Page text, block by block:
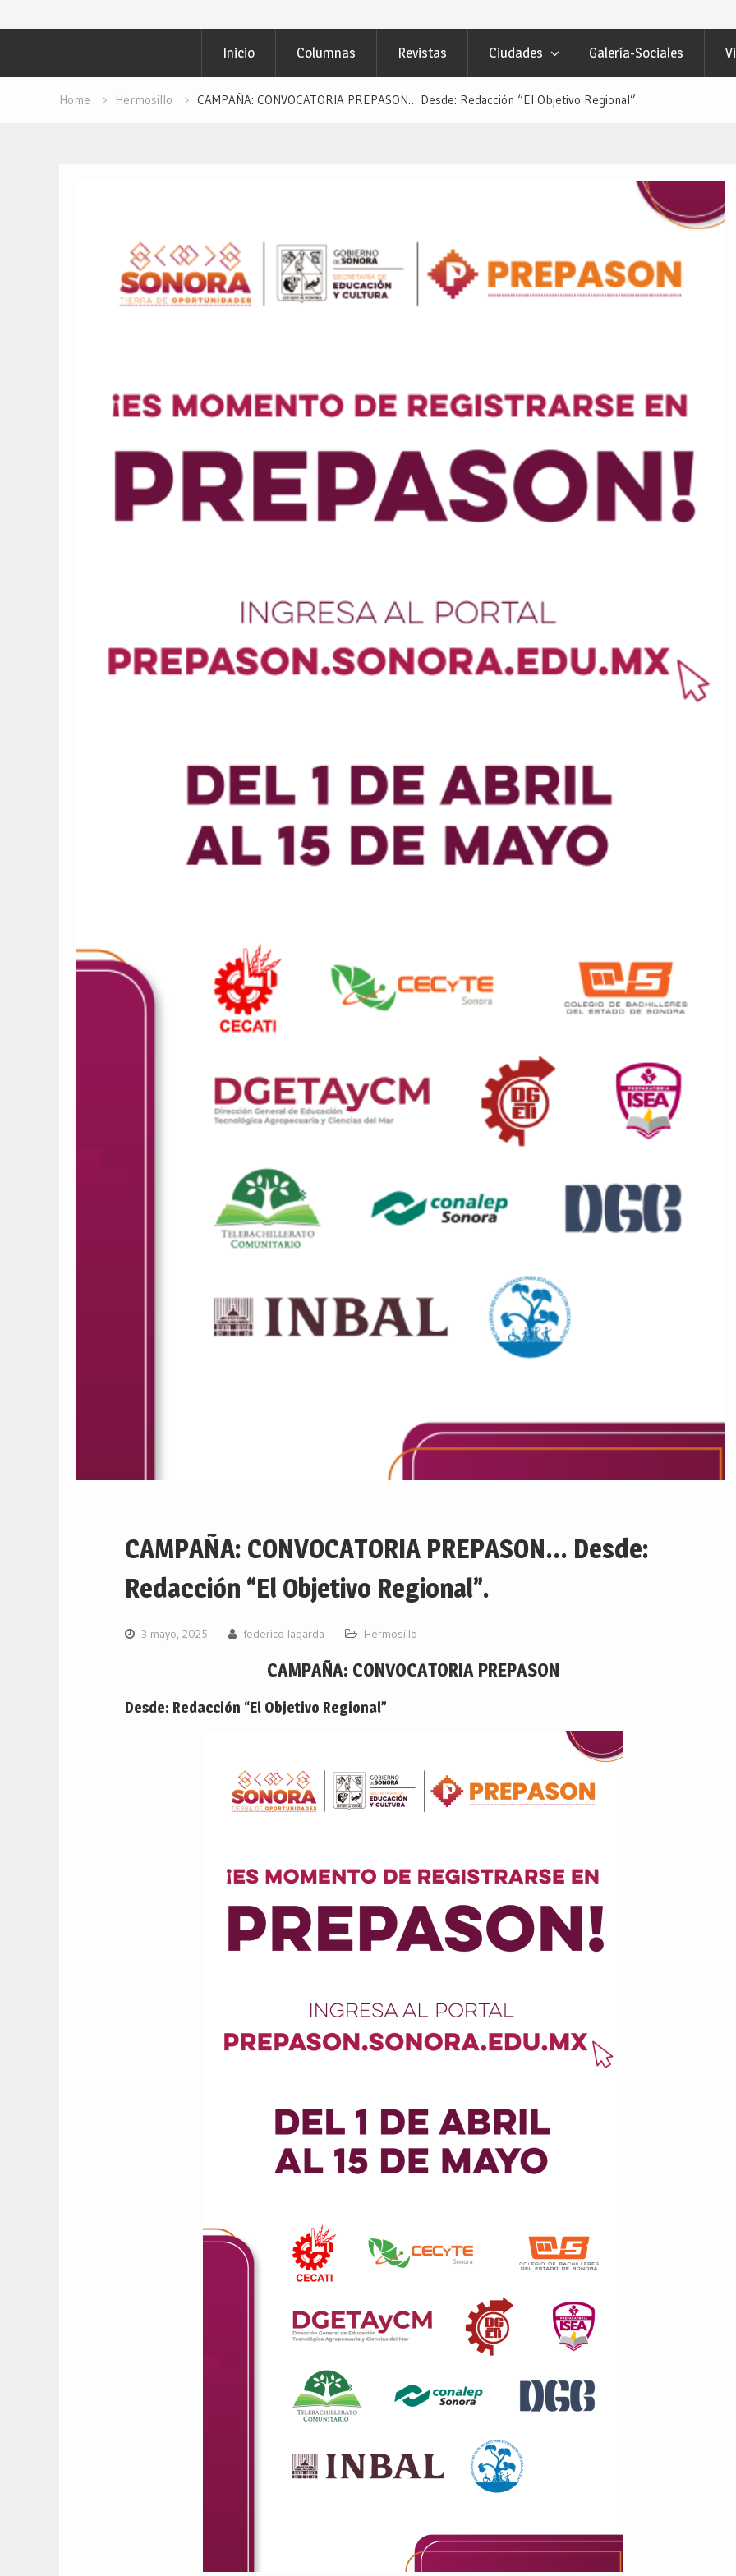
Inicio Columnas Revistas Ciudades Galería-Sociales
Home Hermosillo CAMPAÑA: CONVOCATORIA PREPASON… Desde: Redacción “El Objetivo Regional”.
CAMPAÑA: CONVOCATORIA PREPASON… Desde:
Redacción “El Objetivo Regional”.
3 mayo, 2025 federico lagarda Hermosillo
CAMPAÑA: CONVOCATORIA PREPASON
Desde: Redacción “El Objetivo Regional”